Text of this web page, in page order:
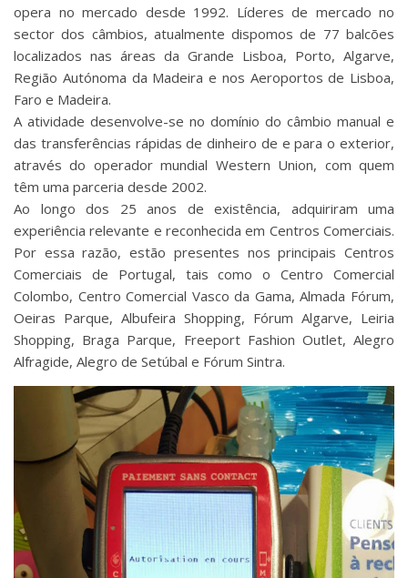
opera no mercado desde 1992. Líderes de mercado no
sector dos câmbios, atualmente dispomos de 77 balcões
localizados nas áreas da Grande Lisboa, Porto, Algarve,
Região Autónoma da Madeira e nos Aeroportos de Lisboa,
Faro e Madeira.
A atividade desenvolve-se no domínio do câmbio manual e
das transferências rápidas de dinheiro de e para o exterior,
através do operador mundial Western Union, com quem
têm uma parceria desde 2002.
Ao longo dos 25 anos de existência, adquiriram uma
experiência relevante e reconhecida em Centros Comerciais.
Por essa razão, estão presentes nos principais Centros
Comerciais de Portugal, tais como o Centro Comercial
Colombo, Centro Comercial Vasco da Gama, Almada Fórum,
Oeiras Parque, Albufeira Shopping, Fórum Algarve, Leiria
Shopping, Braga Parque, Freeport Fashion Outlet, Alegro
Alfragide, Alegro de Setúbal e Fórum Sintra.